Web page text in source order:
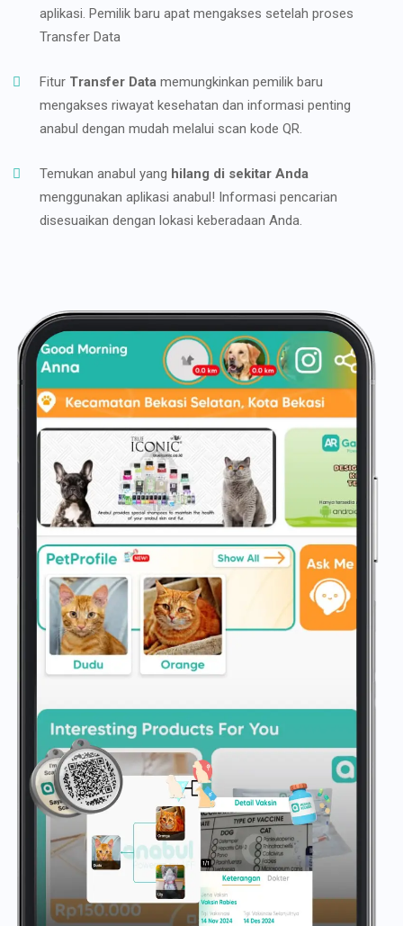
aplikasi. Pemilik baru apat mengakses setelah proses
Transfer Data
Fitur Transfer Data memungkinkan pemilik baru
mengakses riwayat kesehatan dan informasi penting
anabul dengan mudah melalui scan kode QR.
Temukan anabul yang hilang di sekitar Anda
menggunakan aplikasi anabul! Informasi pencarian
disesuaikan dengan lokasi keberadaan Anda.